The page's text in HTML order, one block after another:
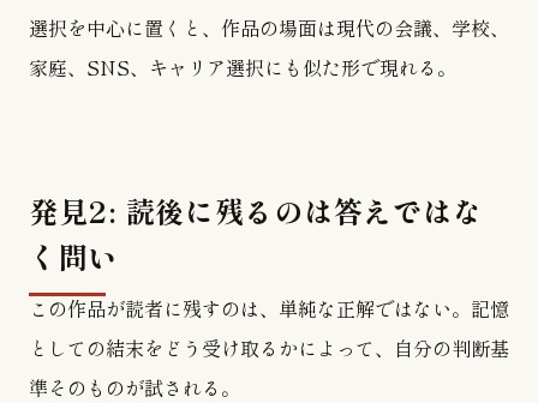
選択を中心に置くと、作品の場面は現代の会議、学校、
家庭、SNS、キャリア選択にも似た形で現れる。
発見2: 読後に残るのは答えではな
く問い
この作品が読者に残すのは、単純な正解ではない。記憶
としての結末をどう受け取るかによって、自分の判断基
準そのものが試される。